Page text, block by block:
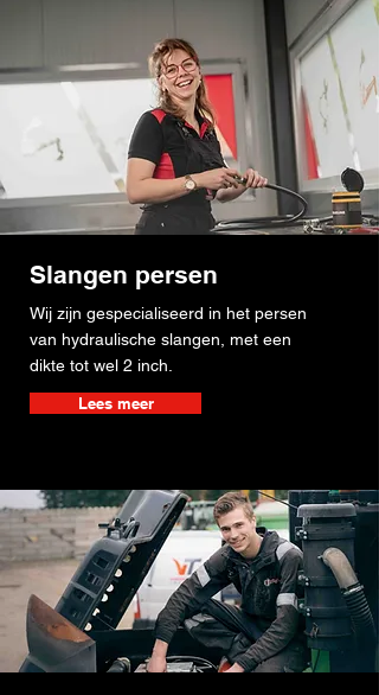
Slangen persen
Wij zijn gespecialiseerd in het persen
van hydraulische slangen, met een
dikte tot wel 2 inch.
Lees meer